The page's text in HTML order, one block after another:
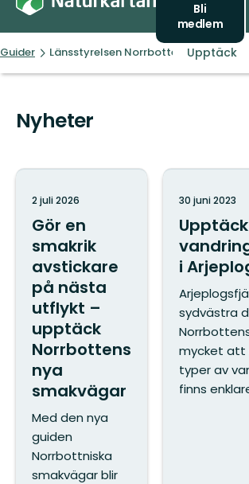
Bli
medlem
Guider Länsstyrelsen Norrbottens länUpptäck
Nyheter
Gör en
smakrik
avstickare
på nästa
utflykt –
upptäck
Norrbottens
nya
smakvägar
2 juli 2026
Med den nya
guiden
Norrbottniska
smakvägar blir
Upptäck
i
30 juni 2023
sydvästra
mycket att
typer av
finns